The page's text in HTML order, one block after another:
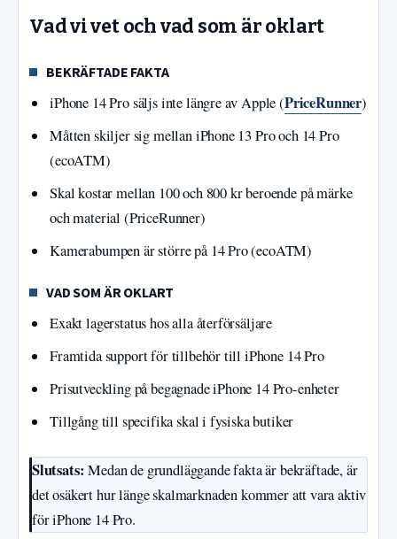
Vad vi vet och vad som är oklart
BEKRÄFTADE FAKTA
iPhone 14 Pro säljs inte längre av Apple (PriceRunner)
Måtten skiljer sig mellan iPhone 13 Pro och 14 Pro
(ecoATM)
Skal kostar mellan 100 och 800 kr beroende på märke
och material (PriceRunner)
Kamerabumpen är större på 14 Pro (ecoATM)
VAD SOM ÄR OKLART
Exakt lagerstatus hos alla återförsäljare
Framtida support för tillbehör till iPhone 14 Pro
Prisutveckling på begagnade iPhone 14 Pro-enheter
Tillgång till specifika skal i fysiska butiker
Slutsats: Medan de grundläggande fakta är bekräftade, är
det osäkert hur länge skalmarknaden kommer att vara aktiv
för iPhone 14 Pro.